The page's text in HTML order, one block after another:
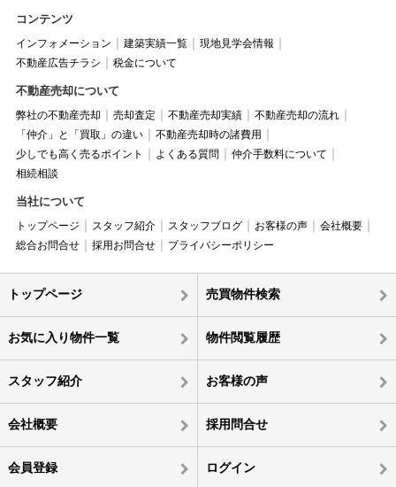
コンテンツ
インフォメーション 建築実績一覧
現地見学会情報
不動産広告チラシ
税金について
不動産売却について
弊社の不動産売却 売却査定 不動産売却実績
不動産売却の流れ
「仲介」と「買取」の違い
不動産売却時の諸費用
少しでも高く売るポイント
よくある質問
仲介手数料について
相続相談
当社について
トップページ スタッフ紹介 スタッフブログ お客様の声
会社概要
総合お問合せ
採用お問合せ プライバシーポリシー
トップページ 売買物件検索
お気に入り物件一覧 物件閲覧履歴
スタッフ紹介 お客様の声
会社概要 採用問合せ
会員登録 ログイン